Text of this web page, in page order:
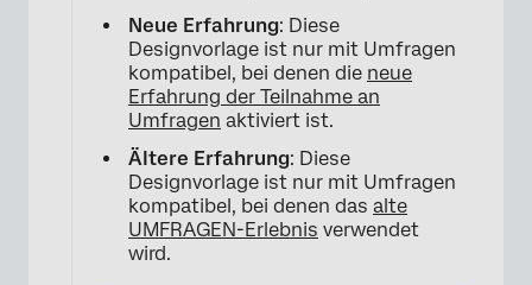
×
Neue Erfahrung: Diese
Designvorlage ist nur mit Umfragen
kompatibel, bei denen die neue
Erfahrung der Teilnahme an
Umfragen aktiviert ist.
Ältere Erfahrung: Diese
Designvorlage ist nur mit Umfragen
kompatibel, bei denen das alte
UMFRAGEN-Erlebnis verwendet
wird.